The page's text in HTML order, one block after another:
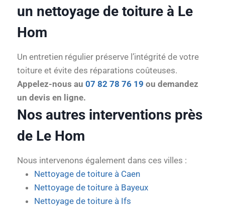
un nettoyage de toiture à Le
Hom
Un entretien régulier préserve l’intégrité de votre
toiture et évite des réparations coûteuses.
Appelez-nous au 07 82 78 76 19 ou demandez
un devis en ligne.
Nos autres interventions près
de Le Hom
Nous intervenons également dans ces villes :
Nettoyage de toiture à Caen
Nettoyage de toiture à Bayeux
Nettoyage de toiture à Ifs